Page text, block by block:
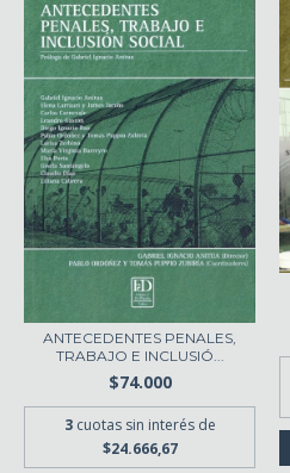
ANTECEDENTES PENALES,
TRABAJO E INCLUSIÓ...
$74.000
3 cuotas sin interés de
$24.666,67